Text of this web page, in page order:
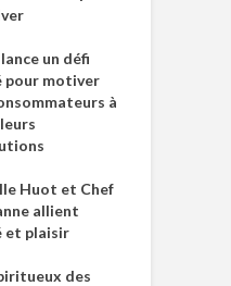
un défi
pour motiver
à
Huot et Chef
allient
et plaisir
des